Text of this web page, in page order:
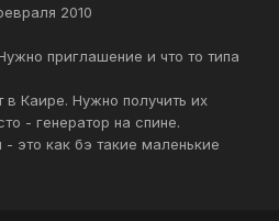
2010
приглашение и что то типа
Каире. Нужно получить их
- генератор на спине.
это как бэ такие маленькие